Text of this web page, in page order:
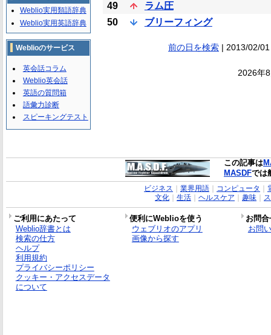
49
ラム圧
50
ブリーフィング
前の日を検索| 2013/02/
2026年
Weblio実用類語辞典
Weblio実用英語辞典
Weblioのサービス
英会話コラム
Weblio英会話
英語の質問箱
語彙力診断
スピーキングテスト
この記事は
MASDFでは
ビジネス 業界用語｜ コンピュータ
文化｜ 生活｜ ヘルスケア 趣味｜
ご利用にあたって 便利にWeblioを使う
お問
Weblio辞書とは
検索の仕方
ヘルプ
利用規約
プライバシーポリシー
クッキー・アクセスデータ
について
ウェブリオのアプリ
画像から探す
お問